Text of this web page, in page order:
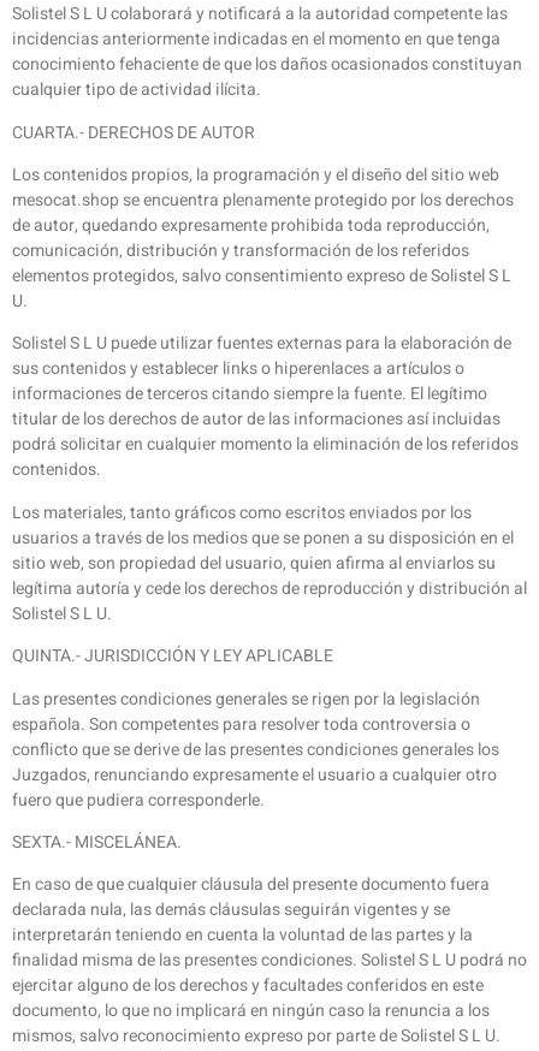
Solistel S L U colaborará y notificará a la autoridad competente las
incidencias anteriormente indicadas en el momento en que tenga
conocimiento fehaciente de que los daños ocasionados constituyan
cualquier tipo de actividad ilícita.
CUARTA.- DERECHOS DE AUTOR
Los contenidos propios, la programación y el diseño del sitio web
mesocat.shop se encuentra plenamente protegido por los derechos
de autor, quedando expresamente prohibida toda reproducción,
comunicación, distribución y transformación de los referidos
elementos protegidos, salvo consentimiento expreso de Solistel S L
U.
Solistel S L U puede utilizar fuentes externas para la elaboración de
sus contenidos y establecer links o hiperenlaces a artículos o
informaciones de terceros citando siempre la fuente. El legítimo
titular de los derechos de autor de las informaciones así incluidas
podrá solicitar en cualquier momento la eliminación de los referidos
contenidos.
Los materiales, tanto gráficos como escritos enviados por los
usuarios a través de los medios que se ponen a su disposición en el
sitio web, son propiedad del usuario, quien afirma al enviarlos su
legítima autoría y cede los derechos de reproducción y distribución al
Solistel S L U.
QUINTA.- JURISDICCIÓN Y LEY APLICABLE
Las presentes condiciones generales se rigen por la legislación
española. Son competentes para resolver toda controversia o
conflicto que se derive de las presentes condiciones generales los
Juzgados, renunciando expresamente el usuario a cualquier otro
fuero que pudiera corresponderle.
SEXTA.- MISCELÁNEA.
En caso de que cualquier cláusula del presente documento fuera
declarada nula, las demás cláusulas seguirán vigentes y se
interpretarán teniendo en cuenta la voluntad de las partes y la
finalidad misma de las presentes condiciones. Solistel S L U podrá no
ejercitar alguno de los derechos y facultades conferidos en este
documento, lo que no implicará en ningún caso la renuncia a los
mismos, salvo reconocimiento expreso por parte de Solistel S L U.